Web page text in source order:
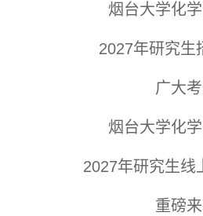
烟台大学化
2027年研究生
广大
烟台大学化
2027年研究生线
重磅